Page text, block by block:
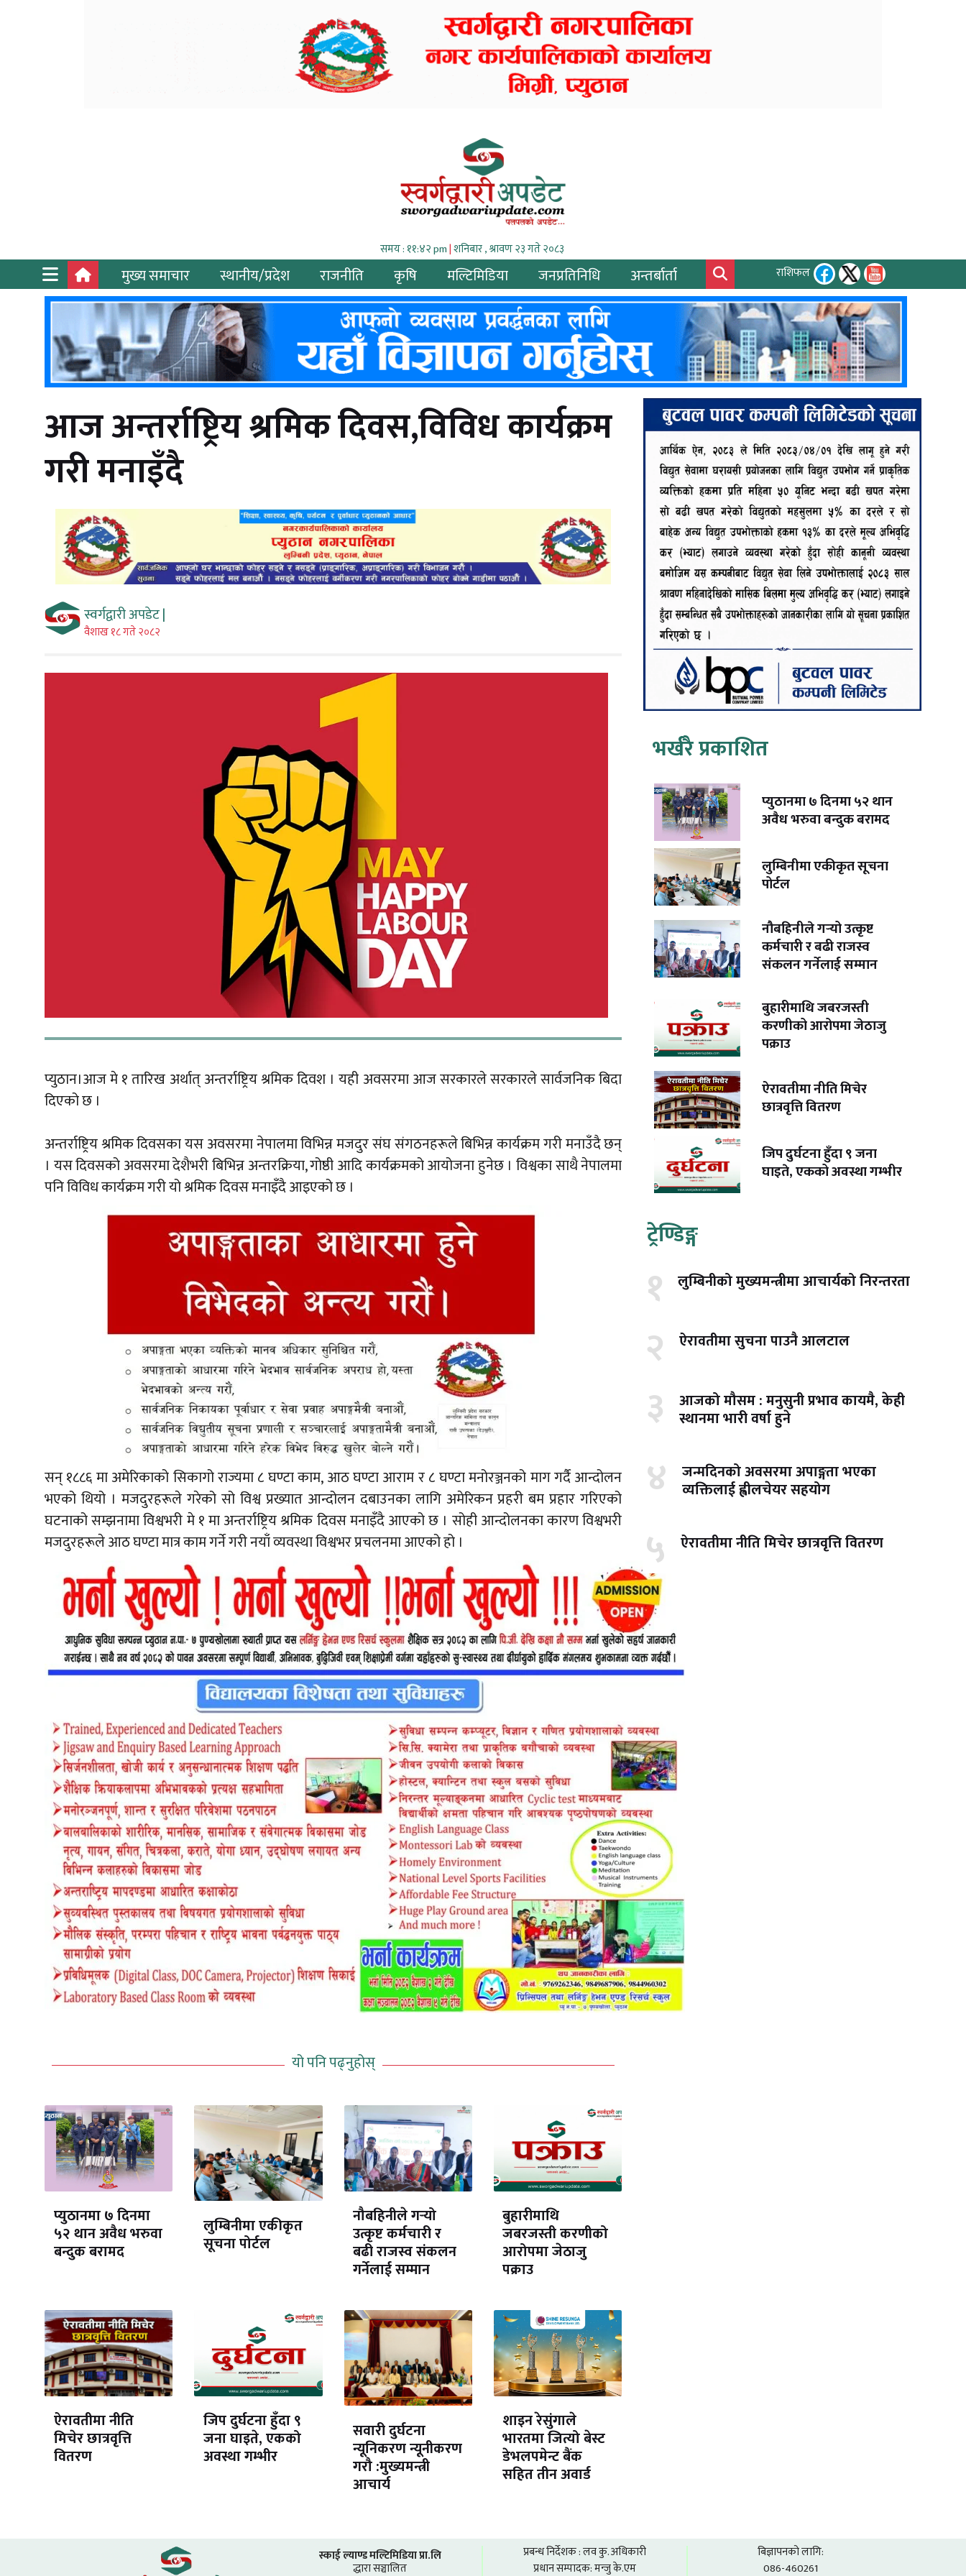
समय : ११:४२ pm|शनिबार , श्रावण २३ गते २०८३
मुख्य समाचार स्थानीय/प्रदेश राजनीति कृषि मल्टिमिडिया जनप्रतिनिधि अन्तर्बार्ता राशिफल
आज अन्तर्राष्ट्रिय श्रमिक दिवस,विविध कार्यक्रम
गरी मनाइँदै
स्वर्गद्वारी अपडेट |
वैशाख १८ गते २०८२
प्युठान।आज मे १ तारिख अर्थात् अन्तर्राष्ट्रिय श्रमिक दिवश । यही अवसरमा आज सरकारले सरकारले सार्वजनिक बिदा
दिएको छ ।
अन्तर्राष्ट्रिय श्रमिक दिवसका यस अवसरमा नेपालमा विभिन्न मजदुर संघ संगठनहरूले बिभिन्न कार्यक्रम गरी मनाउँदै छन्
। यस दिवसको अवसरमा देशैभरी बिभिन्न अन्तरक्रिया, गोष्ठी आदि कार्यक्रमको आयोजना हुनेछ । विश्वका साथै नेपालमा
पनि विविध कार्यक्रम गरी यो श्रमिक दिवस मनाइँदै आइएको छ ।
सन् १८८६ मा अमेरिकाको सिकागो राज्यमा ८ घण्टा काम, आठ घण्टा आराम र ८ घण्टा मनोरञ्जनको माग गर्दै आन्दोलन
भएको थियो । मजदुरहरूले गरेको सो विश्व प्रख्यात आन्दोलन दबाउनका लागि अमेरिकन प्रहरी बम प्रहार गरिएको
घटनाको सम्झनामा विश्वभरी मे १ मा अन्तर्राष्ट्रिय श्रमिक दिवस मनाइँदै आएको छ । सोही आन्दोलनका कारण विश्वभरी
मजदुरहरूले आठ घण्टा मात्र काम गर्ने गरी नयाँ व्यवस्था विश्वभर प्रचलनमा आएको हो ।
यो पनि पढ्नुहोस्
प्युठानमा ७ दिनमा
५२ थान अवैध भरुवा
बन्दुक बरामद
लुम्बिनीमा एकीकृत
सूचना पोर्टल
नौबहिनीले गर्‍यो
उत्कृष्ट कर्मचारी र
बढी राजस्व संकलन
गर्नेलाई सम्मान
बुहारीमाथि
जबरजस्ती करणीको
आरोपमा जेठाजु
पक्राउ
ऐरावतीमा नीति
मिचेर छात्रवृत्ति
वितरण
जिप दुर्घटना हुँदा ९
जना घाइते, एकको
अवस्था गम्भीर
सवारी दुर्घटना
न्यूनिकरण न्यूनीकरण
गरौ :मुख्यमन्त्री
आचार्य
शाइन रेसुंगाले
भारतमा जित्यो बेस्ट
डेभलपमेन्ट बैंक
सहित तीन अवार्ड
भर्खरै प्रकाशित
प्युठानमा ७ दिनमा ५२ थान
अवैध भरुवा बन्दुक बरामद
लुम्बिनीमा एकीकृत सूचना
पोर्टल
नौबहिनीले गर्‍यो उत्कृष्ट
कर्मचारी र बढी राजस्व
संकलन गर्नेलाई सम्मान
बुहारीमाथि जबरजस्ती
करणीको आरोपमा जेठाजु
पक्राउ
ऐरावतीमा नीति मिचेर
छात्रवृत्ति वितरण
जिप दुर्घटना हुँदा ९ जना
घाइते, एकको अवस्था गम्भीर
ट्रेण्डिङ्ग
१ लुम्बिनीको मुख्यमन्त्रीमा आचार्यको निरन्तरता
२ ऐरावतीमा सुचना पाउनै आलटाल
३ आजको मौसम : मनुसुनी प्रभाव कायमै, केही
स्थानमा भारी वर्षा हुने
४ जन्मदिनको अवसरमा अपाङ्गता भएका
व्यक्तिलाई ह्वीलचेयर सहयोग
५ ऐरावतीमा नीति मिचेर छात्रवृत्ति वितरण
स्काई ल्याण्ड मल्टिमिडिया प्रा.लि
द्धारा सञ्चालित
प्रबन्ध निर्देशक : लव कु. अधिकारी
प्रधान सम्पादक: मन्जु के.एम
बिज्ञापनको लागि:
086-460261